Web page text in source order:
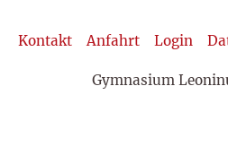
Kontakt Anfahrt Login
Gymnasium